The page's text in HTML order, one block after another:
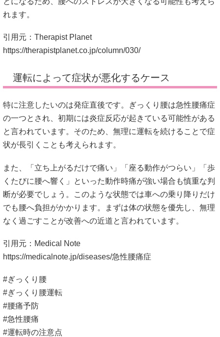
れます。
引用元：Therapist Planet
https://therapistplanet.co.jp/column/030/
運転によって症状が悪化するケース
特に注意したいのは発症直後です。ぎっくり腰は急性腰痛症
の一つとされ、初期には炎症反応が起きている可能性がある
と言われています。そのため、無理に運転を続けることで症
状が長引くことも考えられます。
また、「立ち上がるだけで痛い」「座る動作がつらい」「歩
くたびに腰へ響く」といった動作時痛が強い場合も慎重な判
断が必要でしょう。このような状態では車への乗り降りだけ
でも腰へ負担がかかります。まずは体の状態を優先し、無理
なく過ごすことが改善への近道と言われています。
引用元：Medical Note
https://medicalnote.jp/diseases/急性腰痛症
#ぎっくり腰
#ぎっくり腰運転
#腰痛予防
#急性腰痛
#運転時の注意点